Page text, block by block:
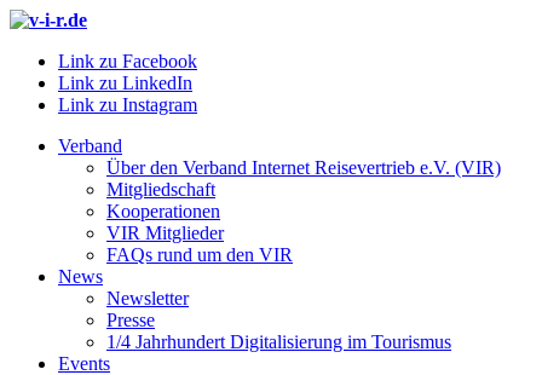
Link zu Facebook
Link zu LinkedIn
Link zu Instagram
Verband
Über den Verband Internet Reisevertrieb e.V. (VIR)
Mitgliedschaft
Kooperationen
VIR Mitglieder
FAQs rund um den VIR
News
Newsletter
Presse
1/4 Jahrhundert Digitalisierung im Tourismus
Events